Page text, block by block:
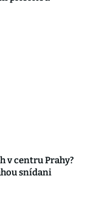
v centru Prahy?
snídani